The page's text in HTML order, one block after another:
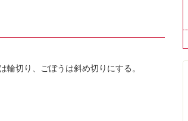
切り、ごぼうは斜め切りにする。